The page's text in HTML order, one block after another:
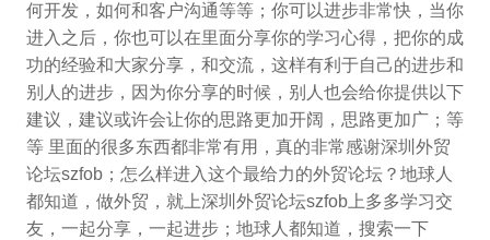
何开发，如何和客户沟通等等；你可以进步非常快，当你
进入之后，你也可以在里面分享你的学习心得，把你的成
功的经验和大家分享，和交流，这样有利于自己的进步和
别人的进步，因为你分享的时候，别人也会给你提供以下
建议，建议或许会让你的思路更加开阔，思路更加广；等
等 里面的很多东西都非常有用，真的非常感谢深圳外贸
论坛szfob；怎么样进入这个最给力的外贸论坛？地球人
都知道，做外贸，就上深圳外贸论坛szfob上多多学习交
友，一起分享，一起进步；地球人都知道，搜索一下